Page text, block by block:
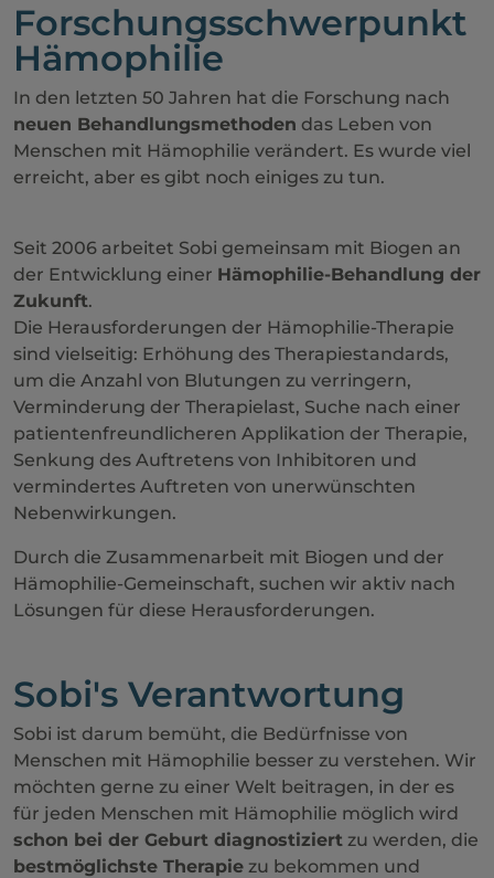
Forschungsschwerpunkt
Hämophilie
In den letzten 50 Jahren hat die Forschung nach
neuen Behandlungsmethoden das Leben von
Menschen mit Hämophilie verändert. Es wurde viel
erreicht, aber es gibt noch einiges zu tun.
Seit 2006 arbeitet Sobi gemeinsam mit Biogen an
der Entwicklung einer Hämophilie-Behandlung der
Zukunft.
Die Herausforderungen der Hämophilie-Therapie
sind vielseitig: Erhöhung des Therapiestandards,
um die Anzahl von Blutungen zu verringern,
Verminderung der Therapielast, Suche nach einer
patientenfreundlicheren Applikation der Therapie,
Senkung des Auftretens von Inhibitoren und
vermindertes Auftreten von unerwünschten
Nebenwirkungen.
Durch die Zusammenarbeit mit Biogen und der
Hämophilie-Gemeinschaft, suchen wir aktiv nach
Lösungen für diese Herausforderungen.
Sobi's Verantwortung
Sobi ist darum bemüht, die Bedürfnisse von
Menschen mit Hämophilie besser zu verstehen. Wir
möchten gerne zu einer Welt beitragen, in der es
für jeden Menschen mit Hämophilie möglich wird
schon bei der Geburt diagnostiziert zu werden, die
bestmöglichste Therapie zu bekommen und